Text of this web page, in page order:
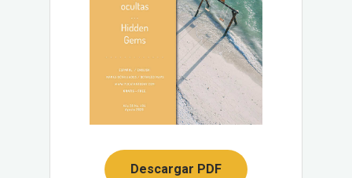
Descargar PDF